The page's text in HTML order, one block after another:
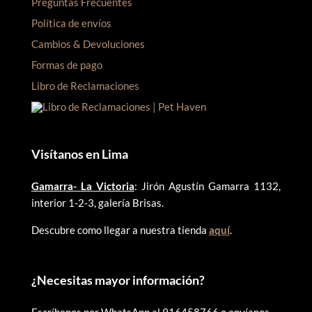
Política de envíos
Cambios & Devoluciones
Formas de pago
Libro de Reclamaciones
Visítanos en Lima
Gamarra- La Victoria: Jirón Agustín Gamarra 1132,
interior 1-2-3, galería Brisas.
Descubre como llegar a nuestra tienda aquí.
¿Necesitas mayor información?